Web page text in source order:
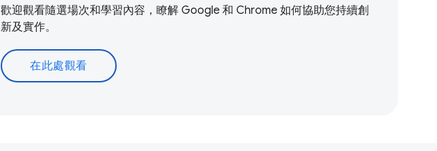
歡迎觀看隨選場次和學習內容，瞭解 Google 和 Chrome 如何協助您持續創
新及實作。
在此處觀看